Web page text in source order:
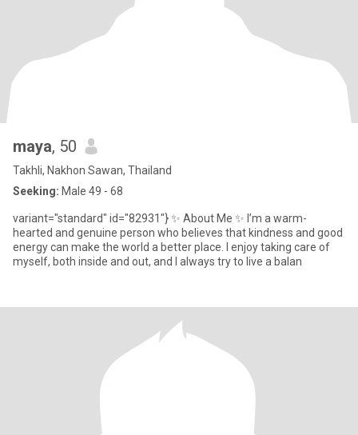
maya, 50
Takhli, Nakhon Sawan, Thailand
Seeking: Male 49 - 68
variant="standard" id="82931"} ✨ About Me ✨ I’m a warm-
hearted and genuine person who believes that kindness and good
energy can make the world a better place. I enjoy taking care of
myself, both inside and out, and I always try to live a balan